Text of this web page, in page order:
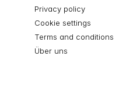
Privacy policy
Cookie settings
Terms and conditions
Über uns